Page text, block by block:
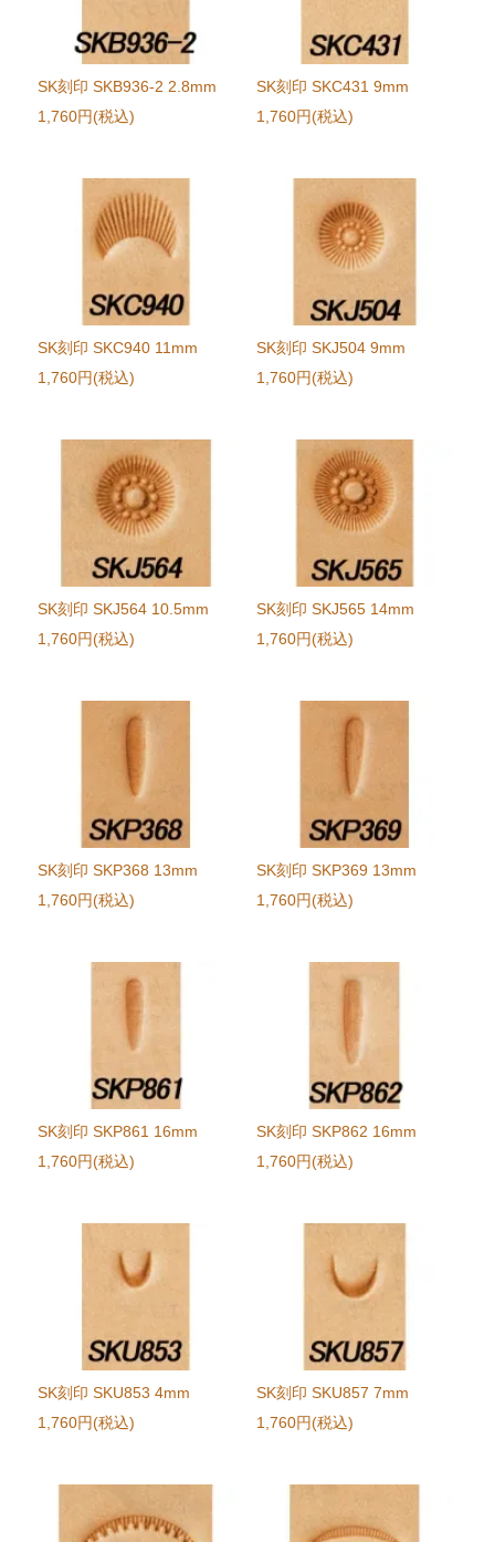
SK刻印 SKB936-2 2.8mm
1,760円(税込)
SK刻印 SKC431 9mm
1,760円(税込)
SK刻印 SKC940 11mm
1,760円(税込)
SK刻印 SKJ504 9mm
1,760円(税込)
SK刻印 SKJ564 10.5mm
1,760円(税込)
SK刻印 SKJ565 14mm
1,760円(税込)
SK刻印 SKP368 13mm
1,760円(税込)
SK刻印 SKP369 13mm
1,760円(税込)
SK刻印 SKP861 16mm
1,760円(税込)
SK刻印 SKP862 16mm
1,760円(税込)
SK刻印 SKU853 4mm
1,760円(税込)
SK刻印 SKU857 7mm
1,760円(税込)